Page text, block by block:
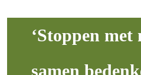
‘Stoppen met
samen